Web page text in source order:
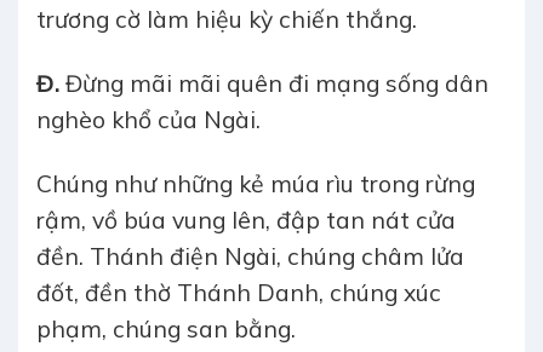
trương cờ làm hiệu kỳ chiến thắng.
Đ. Đừng mãi mãi quên đi mạng sống dân
nghèo khổ của Ngài.
Chúng như những kẻ múa rìu trong rừng
rậm, vồ búa vung lên, đập tan nát cửa
đền. Thánh điện Ngài, chúng châm lửa
đốt, đền thờ Thánh Danh, chúng xúc
phạm, chúng san bằng.